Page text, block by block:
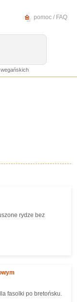
pomoc / FAQ
rydze bez
fasolki po bretońsku.